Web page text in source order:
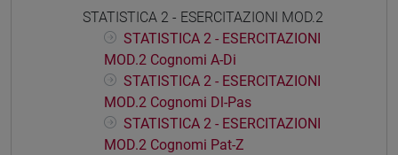
STATISTICA 2 - ESERCITAZIONI MOD.2
STATISTICA 2 - ESERCITAZIONI
MOD.2 Cognomi A-Di
STATISTICA 2 - ESERCITAZIONI
MOD.2 Cognomi Dl-Pas
STATISTICA 2 - ESERCITAZIONI
MOD.2 Cognomi Pat-Z